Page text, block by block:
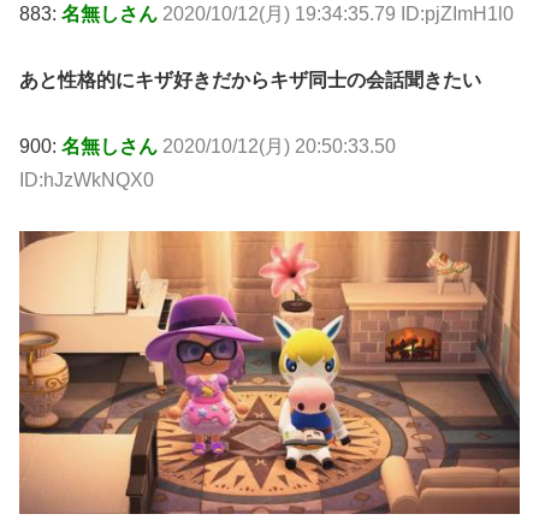
883: 名無しさん 2020/10/12(月) 19:34:35.79 ID:pjZImH1l0
あと性格的にキザ好きだからキザ同士の会話聞きたい
900: 名無しさん 2020/10/12(月) 20:50:33.50
ID:hJzWkNQX0